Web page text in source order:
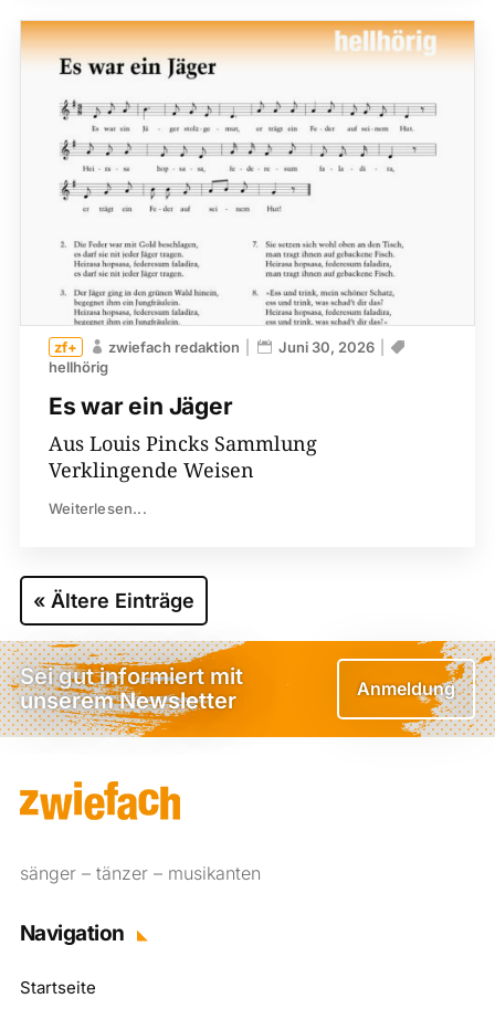
Es war ein Jäger
zwiefach redaktion
Juni 30, 2026
hellhörig
Aus Louis Pincks Sammlung
Verklingende Weisen
Weiterlesen...
« Ältere Einträge
Sei gut informiert mit
unserem Newsletter
Anmeldung
sänger – tänzer – musikanten
Navigation
Startseite